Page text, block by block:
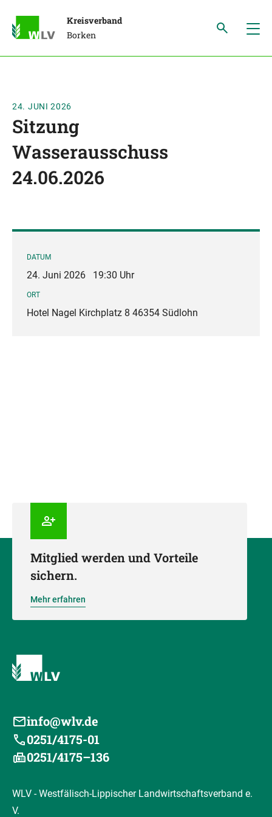
Kreisverband
Borken
24. JUNI 2026
Sitzung
Wasserausschuss
24.06.2026
DATUM
24. Juni 2026 19:30 Uhr
ORT
Hotel Nagel Kirchplatz 8 46354 Südlohn
Mitglied werden und Vorteile
sichern.
Mehr erfahren
info@wlv.de
0251/4175-01
0251/4175–136
WLV - Westfälisch-Lippischer Landwirtschaftsverband e.
V.